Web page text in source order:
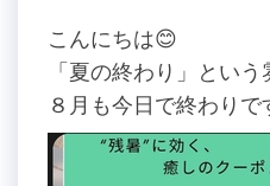
こんにちは😊
「夏の終わり」とい
８月も今日で終わりで